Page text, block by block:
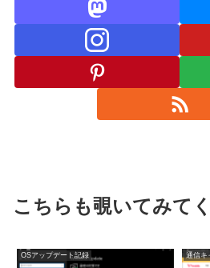
こちらも覗いてみて
OSアップデート記録 通信キ